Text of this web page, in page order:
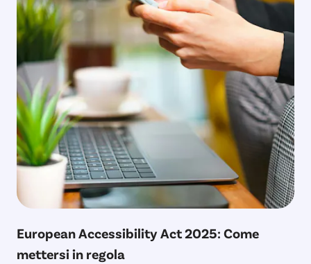
European Accessibility Act 2025: Come
mettersi in regola